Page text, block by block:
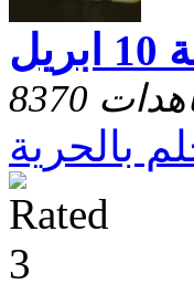
بالحرية